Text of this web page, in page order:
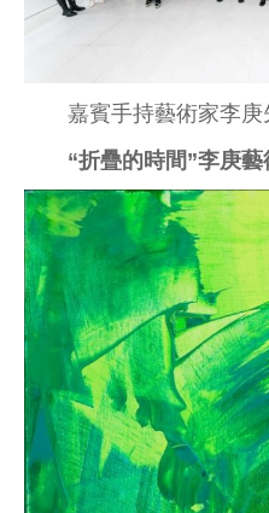
嘉賓手持藝術家李庚
“折疊的時間”李庚